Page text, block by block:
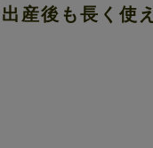
産後も長く使え